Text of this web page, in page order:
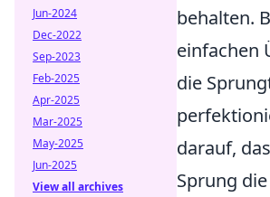
behalten.
einfachen
die
darauf,
Sprung die
Jun-2024
Dec-2022
Sep-2023
Feb-2025
Apr-2025
Mar-2025
May-2025
Jun-2025
View all archives